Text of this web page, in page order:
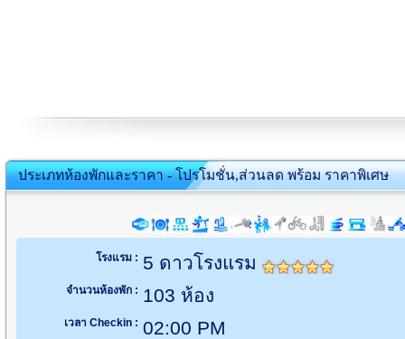
ประเภทห้องพักและราคา - โปรโมชั่น,ส่วนลด พร้อม ราคาพิเศษ
โรงแรม : 5 ดาวโรงแรม
จำนวนห้องพัก : 103 ห้อง
เวลา Checkin : 02:00 PM